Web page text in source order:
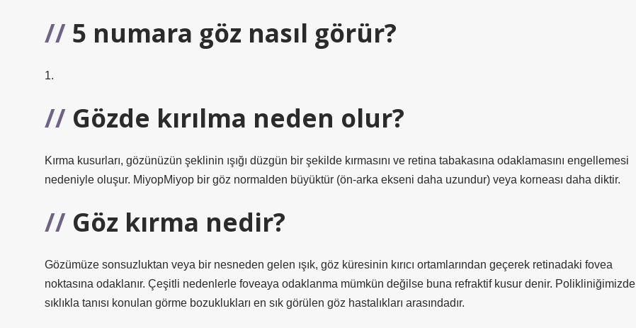
5 numara göz nasıl görür?
1.
Gözde kırılma neden olur?
Kırma kusurları, gözünüzün şeklinin ışığı düzgün bir şekilde kırmasını ve retina tabakasına odaklamasını engellemesi
nedeniyle oluşur. MiyopMiyop bir göz normalden büyüktür (ön-arka ekseni daha uzundur) veya korneası daha diktir.
Göz kırma nedir?
Gözümüze sonsuzluktan veya bir nesneden gelen ışık, göz küresinin kırıcı ortamlarından geçerek retinadaki fovea
noktasına odaklanır. Çeşitli nedenlerle foveaya odaklanma mümkün değilse buna refraktif kusur denir. Polikliniğimizde
sıklıkla tanısı konulan görme bozuklukları en sık görülen göz hastalıkları arasındadır.